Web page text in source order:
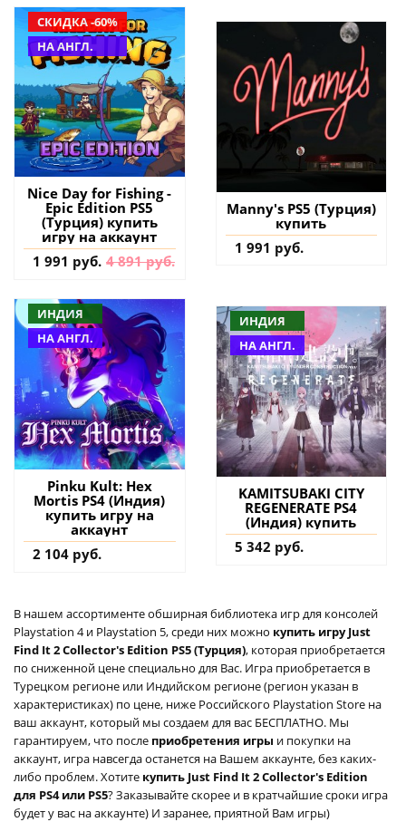
СКИДКА -60%
НА АНГЛ.
Nice Day for Fishing -
Epic Edition PS5
(Турция) купить
игру на аккаунт
1 991 руб. 4 891 руб.
Manny's PS5 (Турция)
купить
1 991 руб.
ИНДИЯ
НА АНГЛ.
Pinku Kult: Hex
Mortis PS4 (Индия)
купить игру на
аккаунт
2 104 руб.
ИНДИЯ
НА АНГЛ.
KAMITSUBAKI CITY
REGENERATE PS4
(Индия) купить
5 342 руб.
В нашем ассортименте обширная библиотека игр для консолей
Playstation 4 и Playstation 5, среди них можно купить игру Just
Find It 2 Collector's Edition PS5 (Турция), которая приобретается
по сниженной цене специально для Вас. Игра приобретается в
Турецком регионе или Индийском регионе (регион указан в
характеристиках) по цене, ниже Российского Playstation Store на
ваш аккаунт, который мы создаем для вас БЕСПЛАТНО. Мы
гарантируем, что после приобретения игры и покупки на
аккаунт, игра навсегда останется на Вашем аккаунте, без каких-
либо проблем. Хотите купить Just Find It 2 Collector's Edition
для PS4 или PS5? Заказывайте скорее и в кратчайшие сроки игра
будет у вас на аккаунте) И заранее, приятной Вам игры)